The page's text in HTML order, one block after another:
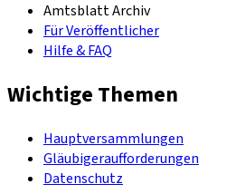
Amtsblatt Archiv
Für Veröffentlicher
Hilfe & FAQ
Wichtige Themen
Hauptversammlungen
Gläubigeraufforderungen
Datenschutz